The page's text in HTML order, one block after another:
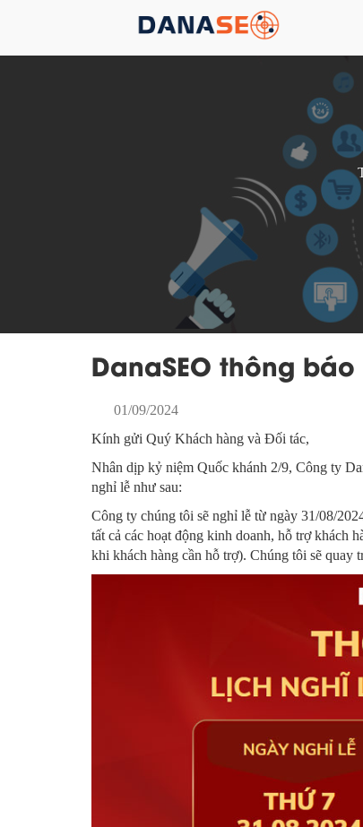
DanaSEO thông
01/09/2024
Kính gửi Quý Khách hàng và Đối tác,
Nhân dịp kỷ niệm Quốc khánh 2/9, Công ty
nghỉ lễ như sau:
Công ty chúng tôi sẽ nghỉ lễ từ ngày 31/08/
tất cả các hoạt động kinh doanh, hỗ trợ khách
khi khách hàng cần hỗ trợ). Chúng tôi sẽ